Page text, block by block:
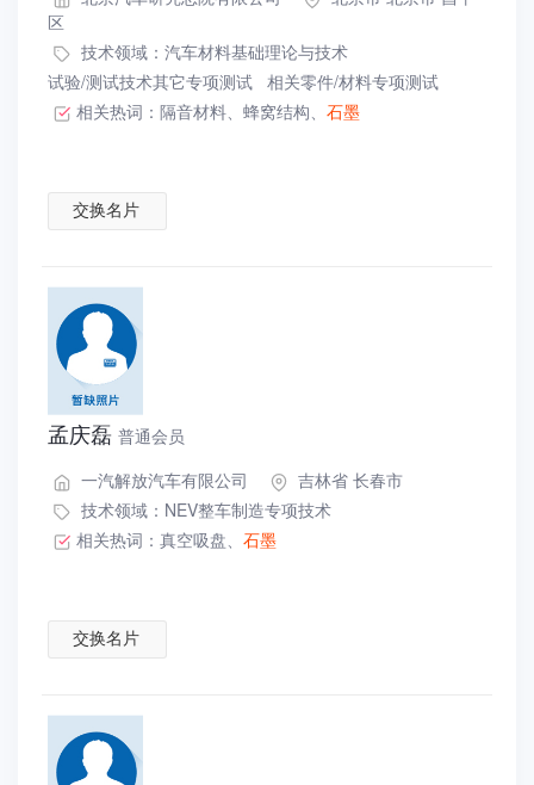
区
技术领域： 汽车材料基础理论与技术
试验/测试技术其它专项测试 相关零件/材料专项测试
相关热词： 隔音材料、 蜂窝结构、 石墨
交换名片
孟庆磊 普通会员
一汽解放汽车有限公司
吉林省 长春市
技术领域： NEV整车制造专项技术
相关热词： 真空吸盘、 石墨
交换名片